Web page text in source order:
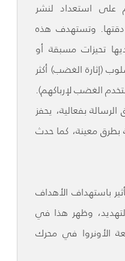
استعداد لنشر
وتستهدف هذه
تحيزات مسبقة أو
(إثارة الغضب) أكثر
الغضب لإرباكهم).
بفعالية، يحفز
بطرق معينة، كما حدث
باستهداف الأهداف
وظهر هذا في
الأونروا في محرك